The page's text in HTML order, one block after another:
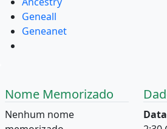
Geneall
Geneanet
Nome Memorizado
Nenhum nome